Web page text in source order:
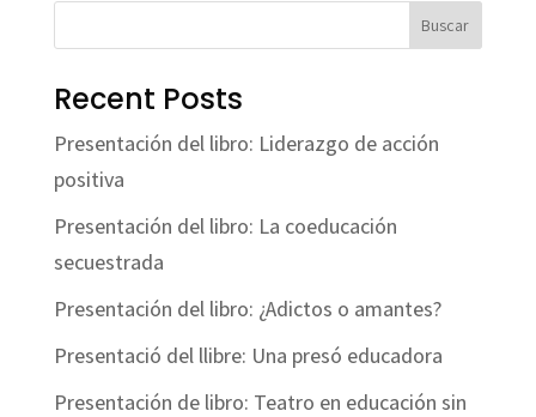
Buscar
Recent Posts
Presentación del libro: Liderazgo de acción
positiva
Presentación del libro: La coeducación
secuestrada
Presentación del libro: ¿Adictos o amantes?
Presentació del llibre: Una presó educadora
Presentación de libro: Teatro en educación sin